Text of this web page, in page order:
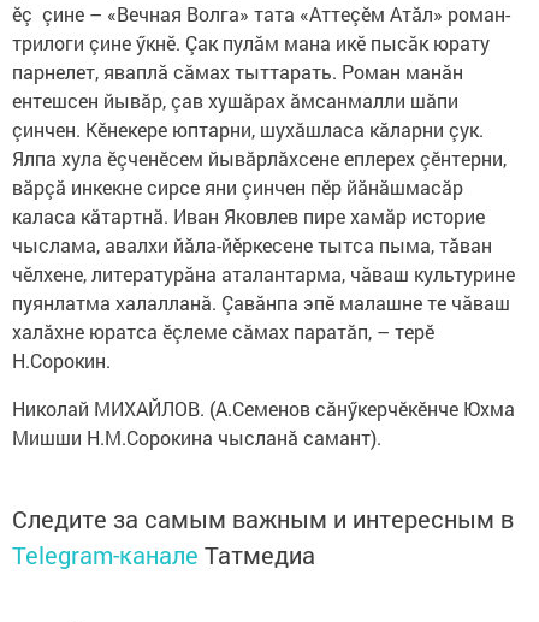
ӗç çине – «Вечная Волга» тата «Аттеçӗм Атăл» роман-
трилоги çине ӳкнӗ. Çак пулăм мана икӗ пысăк юрату
парнелет, яваплă сăмах тыттарать. Роман манăн
ентешсен йывăр, çав хушăрах ăмсанмалли шăпи
çинчен. Кӗнекере юптарни, шухăшласа кăларни çук.
Ялпа хула ӗçченӗсем йывăрлăхсене еплерех çӗнтерни,
вăрçă инкекне сирсе яни çинчен пӗр йăнăшмасăр
каласа кăтартнă. Иван Яковлев пире хамăр историе
чыслама, авалхи йăла-йӗркесене тытса пыма, тăван
чӗлхене, литературăна аталантарма, чăваш культурине
пуянлатма халалланă. Çавăнпа эпӗ малашне те чăваш
халăхне юратса ӗçлеме сăмах паратăп, – терӗ
Н.Сорокин.
Николай МИХАЙЛОВ. (А.Семенов сăнӳкерчӗкӗнче Юхма
Мишши Н.М.Сорокина чысланă самант).
Следите за самым важным и интересным в
Telegram-канале Татмедиа